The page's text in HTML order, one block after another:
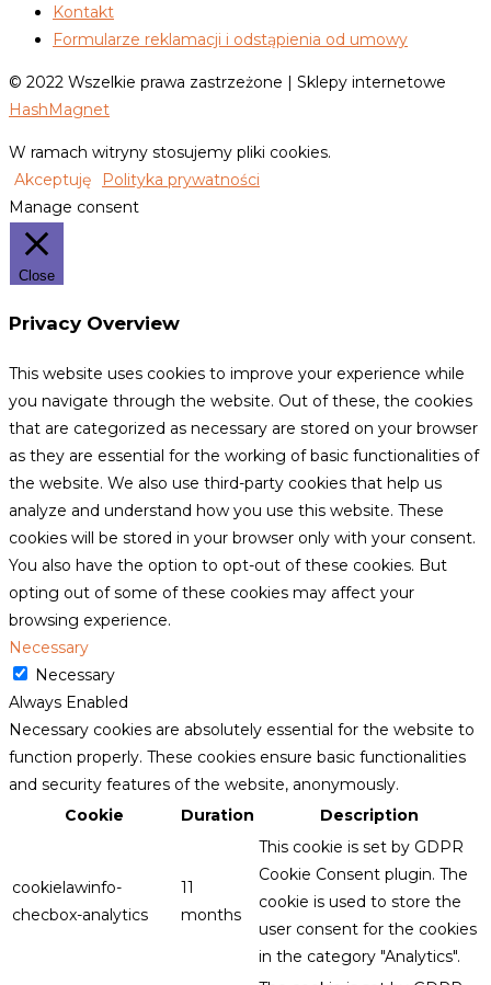
Kontakt
Formularze reklamacji i odstąpienia od umowy
© 2022 Wszelkie prawa zastrzeżone | Sklepy internetowe
HashMagnet
W ramach witryny stosujemy pliki cookies.
Akceptuję
Polityka prywatności
Manage consent
Close
Privacy Overview
This website uses cookies to improve your experience while
you navigate through the website. Out of these, the cookies
that are categorized as necessary are stored on your browser
as they are essential for the working of basic functionalities of
the website. We also use third-party cookies that help us
analyze and understand how you use this website. These
cookies will be stored in your browser only with your consent.
You also have the option to opt-out of these cookies. But
opting out of some of these cookies may affect your
browsing experience.
Necessary
Necessary
Always Enabled
Necessary cookies are absolutely essential for the website to
function properly. These cookies ensure basic functionalities
and security features of the website, anonymously.
Cookie
Duration Description
cookielawinfo-
checbox-analytics
11
months
This cookie is set by GDPR
Cookie Consent plugin. The
cookie is used to store the
user consent for the cookies
in the category "Analytics".